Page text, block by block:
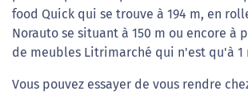
food Quick qui se trouve à 194 m, en
Norauto se situant à 150 m ou encore à
de meubles Litrimarché qui n'est qu'à 1
Vous pouvez essayer de vous rendre